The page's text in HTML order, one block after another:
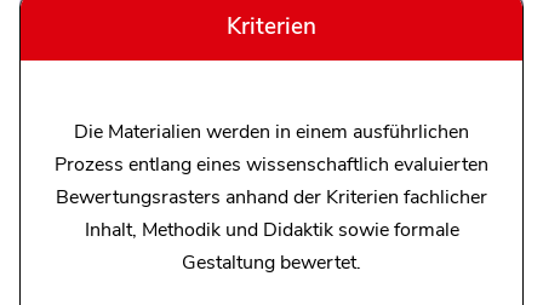
Kriterien
Die Materialien werden in einem ausführlichen
Prozess entlang eines wissenschaftlich evaluierten
Bewertungsrasters anhand der Kriterien fachlicher
Inhalt, Methodik und Didaktik sowie formale
Gestaltung bewertet.